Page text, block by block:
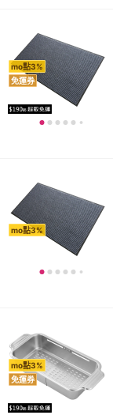
mo點3%
免運券
mo點3%
mo點3%
免運券